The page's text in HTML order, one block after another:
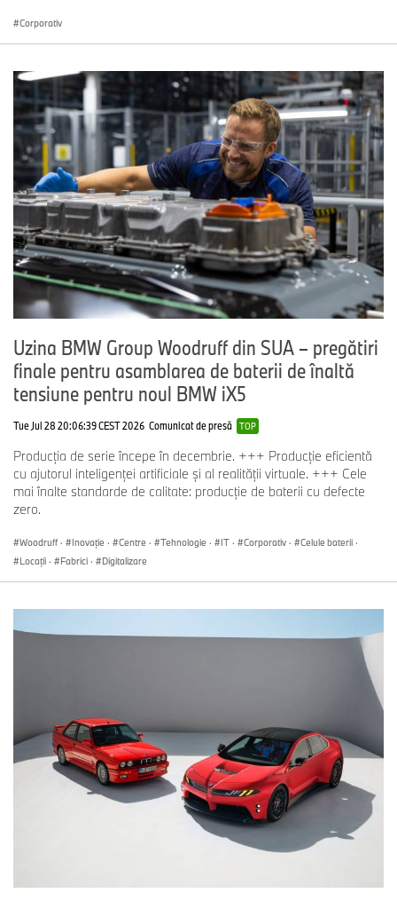
Corporativ
Uzina BMW Group Woodruff din SUA – pregătiri
finale pentru asamblarea de baterii de înaltă
tensiune pentru noul BMW iX5
Tue Jul 28 20:06:39 CEST 2026 Comunicat de presă TOP
Producția de serie începe în decembrie. +++ Producție eficientă
cu ajutorul inteligenței artificiale și al realității virtuale. +++ Cele
mai înalte standarde de calitate: producție de baterii cu defecte
zero.
Woodruff · Inovaţie · Centre · Tehnologie · IT · Corporativ · Celule baterii ·
Locații · Fabrici · Digitalizare